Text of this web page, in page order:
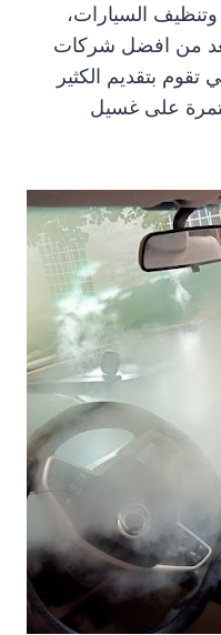
السيارات،
من افضل شركات
بتقديم الكثير
على غسيل